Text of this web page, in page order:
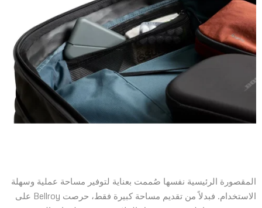
المقصورة الرئيسية نفسها صُممت بعناية لتوفير مساحة عملية وسهلة
الاستخدام. فبدلاً من تقديم مساحة كبيرة فقط، حرصت Bellroy على